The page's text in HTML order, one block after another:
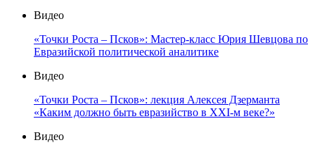
Видео
«Точки Роста – Псков»: Мастер-класс Юрия Шевцова по
Евразийской политической аналитике
Видео
«Точки Роста – Псков»: лекция Алексея Дзерманта
«Каким должно быть евразийство в XXI-м веке?»
Видео